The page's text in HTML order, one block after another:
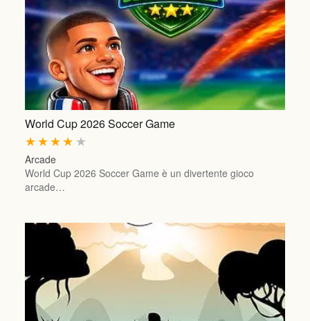
World Cup 2026 Soccer Game
★
★
★
★
★
Arcade
World Cup 2026 Soccer Game è un divertente gioco
arcade…